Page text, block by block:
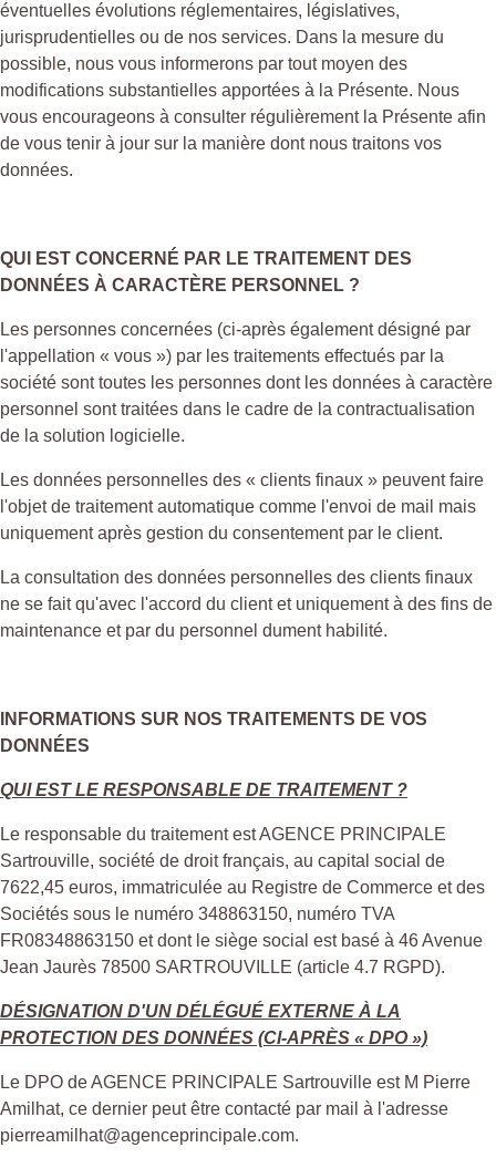
éventuelles évolutions réglementaires, législatives,
jurisprudentielles ou de nos services. Dans la mesure du
possible, nous vous informerons par tout moyen des
modifications substantielles apportées à la Présente. Nous
vous encourageons à consulter régulièrement la Présente afin
de vous tenir à jour sur la manière dont nous traitons vos
données.
QUI EST CONCERNÉ PAR LE TRAITEMENT DES
DONNÉES À CARACTÈRE PERSONNEL ?
Les personnes concernées (ci-après également désigné par
l'appellation « vous ») par les traitements effectués par la
société sont toutes les personnes dont les données à caractère
personnel sont traitées dans le cadre de la contractualisation
de la solution logicielle.
Les données personnelles des « clients finaux » peuvent faire
l'objet de traitement automatique comme l'envoi de mail mais
uniquement après gestion du consentement par le client.
La consultation des données personnelles des clients finaux
ne se fait qu'avec l'accord du client et uniquement à des fins de
maintenance et par du personnel dument habilité.
INFORMATIONS SUR NOS TRAITEMENTS DE VOS
DONNÉES
QUI EST LE RESPONSABLE DE TRAITEMENT ?
Le responsable du traitement est AGENCE PRINCIPALE
Sartrouville, société de droit français, au capital social de
7622,45 euros, immatriculée au Registre de Commerce et des
Sociétés sous le numéro 348863150, numéro TVA
FR08348863150 et dont le siège social est basé à 46 Avenue
Jean Jaurès 78500 SARTROUVILLE (article 4.7 RGPD).
DÉSIGNATION D'UN DÉLÉGUÉ EXTERNE À LA
PROTECTION DES DONNÉES (CI-APRÈS « DPO »)
Le DPO de AGENCE PRINCIPALE Sartrouville est M Pierre
Amilhat, ce dernier peut être contacté par mail à l'adresse
pierreamilhat@agenceprincipale.com.